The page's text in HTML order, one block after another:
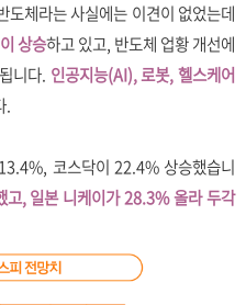
체라는 사실에는 이견이 없었는데
상승하고 있고, 반도체 업황 개선에
니다. 인공지능(AI), 로봇, 헬스케어
.
코스닥이 22.4% 상승했습니
, 일본 니케이가 28.3% 올라 두각